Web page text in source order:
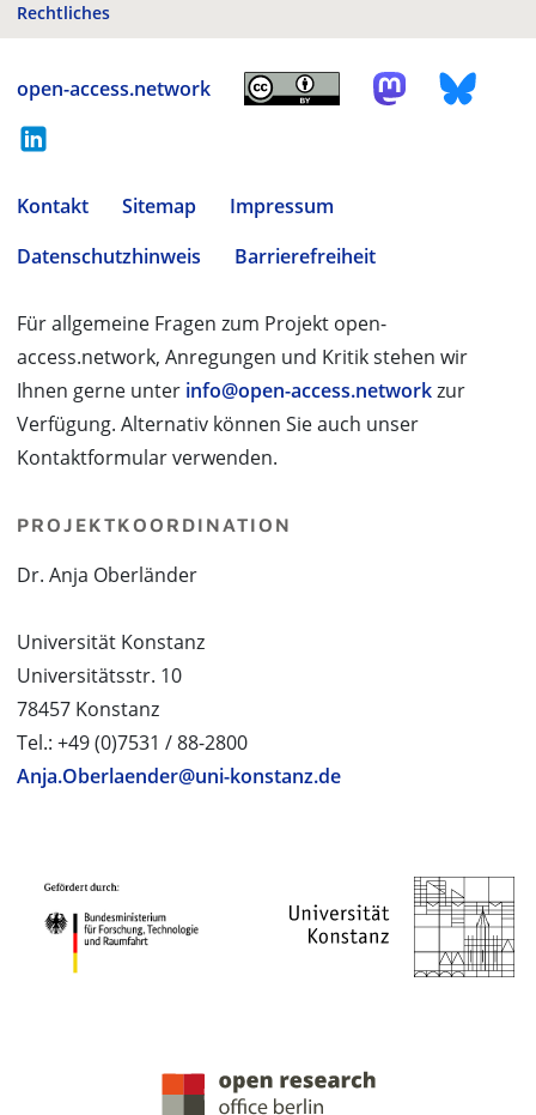
Rechtliches
open-access.network
Kontakt Sitemap
Impressum
Datenschutzhinweis
Barrierefreiheit
Für allgemeine Fragen zum Projekt open-
access.network, Anregungen und Kritik stehen wir
Ihnen gerne unter info@open-access.networkzur
Verfügung. Alternativ können Sie auch unser
Kontaktformular verwenden.
PROJEKTKOORDINATION
Dr. Anja Oberländer
Universität Konstanz
Universitätsstr. 10
78457 Konstanz
Tel.: +49 (0)7531 / 88-2800
Anja.Oberlaender@uni-konstanz.de